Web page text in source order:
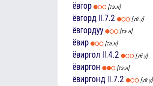
ёвгор [тэ.н]
ёвгорд II.7.2 [үй.ү]
ёвгордуу [тэ.н]
ёвир [тэ.н]
ёвиргол II.4.2 [үй.ү]
ёвиргон [тэ.н]
ёвиргонд II.7.2 [үй.ү]